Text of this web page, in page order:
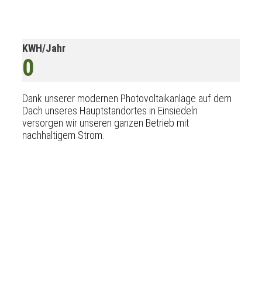
KWH/Jahr
0
Dank unserer modernen Photovoltaikanlage auf dem
Dach unseres Hauptstandortes in Einsiedeln
versorgen wir unseren ganzen Betrieb mit
nachhaltigem Strom.